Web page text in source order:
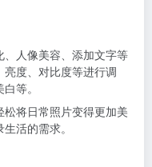
、人像美容、添加文字等
度、对比度等进行调
等。
松将日常照片变得更加美
活的需求。